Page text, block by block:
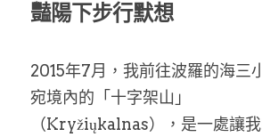
家書
豔陽下步行默想
2015年7月，我前往波羅的海三
宛境內的「十字架山」
（Kryžiųkalnas），是一處讓